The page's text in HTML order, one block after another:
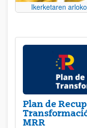
Ikerketaren
Plan de
MRR